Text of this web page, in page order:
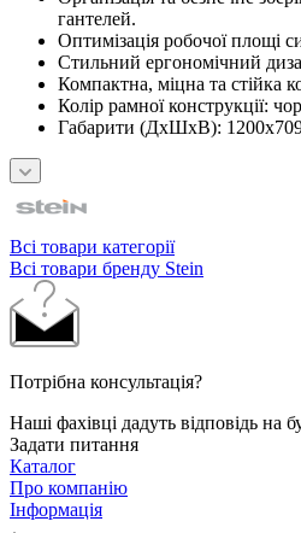
гантелей.
Оптимізація робочої площі
Стильний ергономічний
Компактна, міцна та стійка
Колір рамної конструкції:
Габарити (ДхШхВ):
Всі товари категорії
Всі товари бренду Stein
Потрібна консультація?
Наші фахівці дадуть відповідь на
Задати питання
Каталог
Про компанію
Інформація